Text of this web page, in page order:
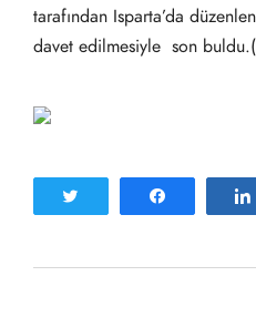
tarafından Isparta’da
davet edilmesiyle son